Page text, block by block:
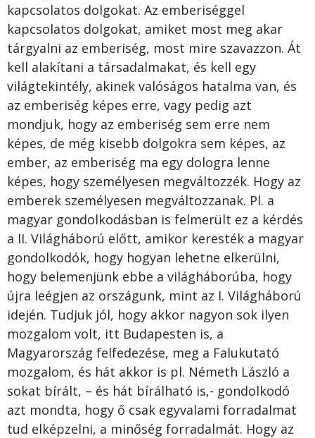
kapcsolatos dolgokat. Az emberiséggel
kapcsolatos dolgokat, amiket most meg akar
tárgyalni az emberiség, most mire szavazzon. Át
kell alakítani a társadalmakat, és kell egy
világtekintély, akinek valóságos hatalma van, és
az emberiség képes erre, vagy pedig azt
mondjuk, hogy az emberiség sem erre nem
képes, de még kisebb dolgokra sem képes, az
ember, az emberiség ma egy dologra lenne
képes, hogy személyesen megváltozzék. Hogy az
emberek személyesen megváltozzanak. Pl. a
magyar gondolkodásban is felmerült ez a kérdés
a II. Világháború előtt, amikor keresték a magyar
gondolkodók, hogy hogyan lehetne elkerülni,
hogy belemenjünk ebbe a világháborúba, hogy
újra leégjen az országunk, mint az I. Világháború
idején. Tudjuk jól, hogy akkor nagyon sok ilyen
mozgalom volt, itt Budapesten is, a
Magyarország felfedezése, meg a Falukutató
mozgalom, és hát akkor is pl. Németh László a
sokat bírált, – és hát bírálható is,- gondolkodó
azt mondta, hogy ő csak egyvalami forradalmat
tud elképzelni, a minőség forradalmát. Hogy az